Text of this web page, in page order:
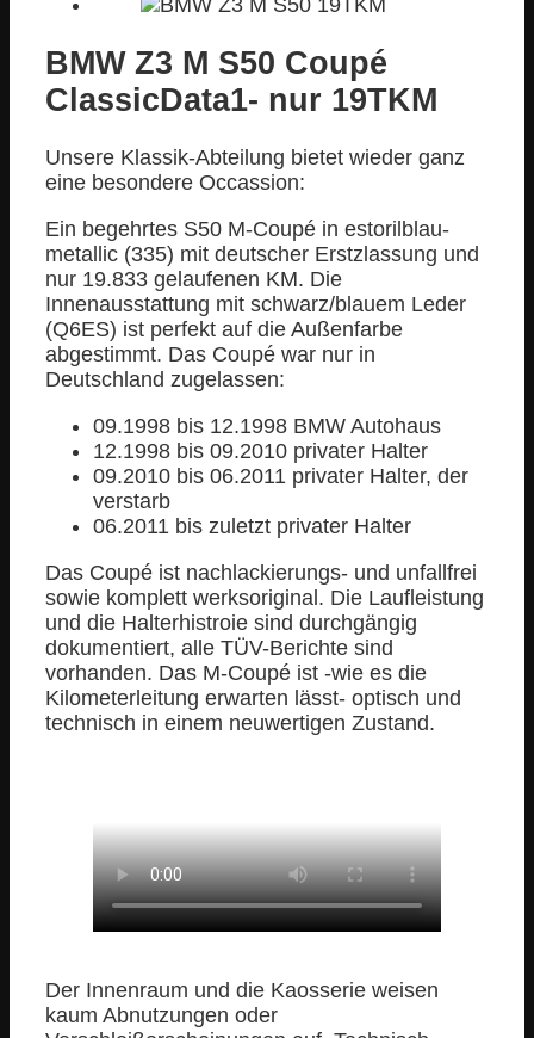
BMW Z3 M S50 Coupé
ClassicData1- nur 19TKM
Unsere Klassik-Abteilung bietet wieder ganz
eine besondere Occassion:
Ein begehrtes S50 M-Coupé in estorilblau-
metallic (335) mit deutscher Erstzlassung und
nur 19.833 gelaufenen KM. Die
Innenausstattung mit schwarz/blauem Leder
(Q6ES) ist perfekt auf die Außenfarbe
abgestimmt. Das Coupé war nur in
Deutschland zugelassen:
09.1998 bis 12.1998 BMW Autohaus
12.1998 bis 09.2010 privater Halter
09.2010 bis 06.2011 privater Halter, der
verstarb
06.2011 bis zuletzt privater Halter
Das Coupé ist nachlackierungs- und unfallfrei
sowie komplett werksoriginal. Die Laufleistung
und die Halterhistroie sind durchgängig
dokumentiert, alle TÜV-Berichte sind
vorhanden. Das M-Coupé ist -wie es die
Kilometerleitung erwarten lässt- optisch und
technisch in einem neuwertigen Zustand.
Der Innenraum und die Kaosserie weisen
kaum Abnutzungen oder